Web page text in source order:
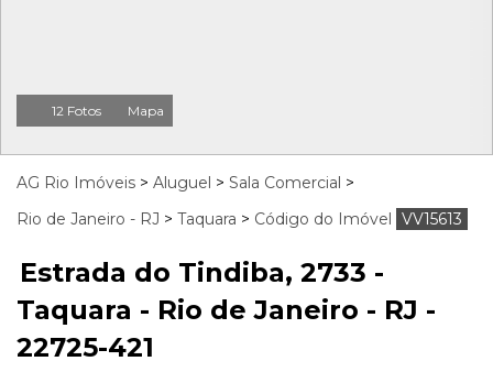
12 Fotos Mapa
AG Rio Imóveis > Aluguel > Sala Comercial >
Rio de Janeiro - RJ > Taquara > Código do Imóvel VV15613
Estrada do Tindiba, 2733 -
Taquara - Rio de Janeiro - RJ -
22725-421